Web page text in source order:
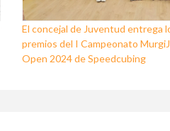
El concejal de Juventud entrega
premios del I Campeonato
Open 2024 de Speedcubing